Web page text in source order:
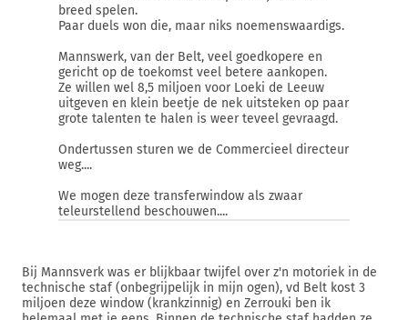
breed spelen.
Paar duels won die, maar niks noemenswaardigs.
Mannswerk, van der Belt, veel goedkopere en
gericht op de toekomst veel betere aankopen.
Ze willen wel 8,5 miljoen voor Loeki de Leeuw
uitgeven en klein beetje de nek uitsteken op paar
grote talenten te halen is weer teveel gevraagd.
Ondertussen sturen we de Commercieel directeur
weg....
We mogen deze transferwindow als zwaar
teleurstellend beschouwen....
Bij Mannsverk was er blijkbaar twijfel over z'n motoriek in de
technische staf (onbegrijpelijk in mijn ogen), vd Belt kost 3
miljoen deze window (krankzinnig) en Zerrouki ben ik